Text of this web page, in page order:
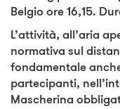
Belgio ore 16,15.
L’attività, all’aria
normativa sul
fondamentale
partecipanti,
Mascherina